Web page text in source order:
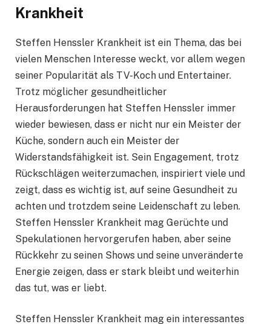
Krankheit
Steffen Henssler Krankheit ist ein Thema, das bei
vielen Menschen Interesse weckt, vor allem wegen
seiner Popularität als TV-Koch und Entertainer.
Trotz möglicher gesundheitlicher
Herausforderungen hat Steffen Henssler immer
wieder bewiesen, dass er nicht nur ein Meister der
Küche, sondern auch ein Meister der
Widerstandsfähigkeit ist. Sein Engagement, trotz
Rückschlägen weiterzumachen, inspiriert viele und
zeigt, dass es wichtig ist, auf seine Gesundheit zu
achten und trotzdem seine Leidenschaft zu leben.
Steffen Henssler Krankheit mag Gerüchte und
Spekulationen hervorgerufen haben, aber seine
Rückkehr zu seinen Shows und seine unveränderte
Energie zeigen, dass er stark bleibt und weiterhin
das tut, was er liebt.
Steffen Henssler Krankheit mag ein interessantes